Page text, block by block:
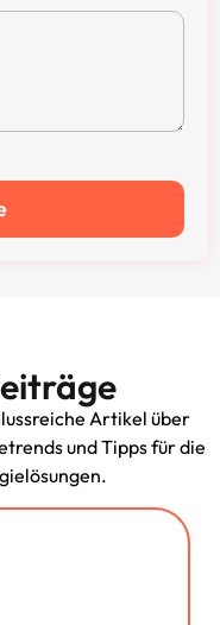
Artikel über
und Tipps für die